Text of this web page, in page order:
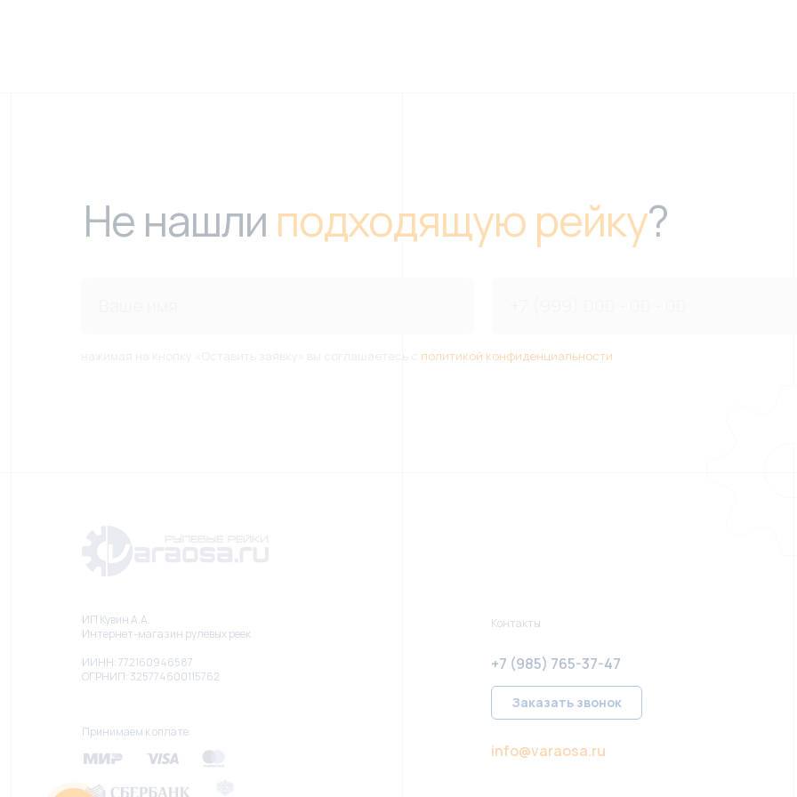
Не нашли подходящую рейку?
политикой конфиденциальности
Принимаем к оплате:
Контакты
ИП Кувин А.А.
Интернет-магазин рулевых реек
ИИНН: 772160946587
ОГРНИП: 325774600115762
info@varaosa.ru
+7 (985) 765-37-47
Заказать звонок